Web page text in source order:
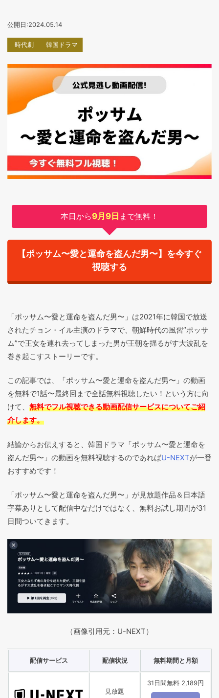
公開日:2024.05.14
時代劇 韓国ドラマ
本日から9月9日 まで無料！
【ポッサム〜愛と運命を盗んだ男〜】を今すぐ
視聴する
「ポッサム〜愛と運命を盗んだ男〜」は2021年に韓国で放送
されたチョン・イル主演のドラマで、朝鮮時代の風習”ポッサ
ム”で王女を連れ去ってしまった男が王朝を揺るがす大波乱を
巻き起こすストーリーです。
この記事では、「ポッサム〜愛と運命を盗んだ男〜」の動画
を無料で1話〜最終回まで全話無料視聴したい！という方に向
けて、 無料でフル視聴できる動画配信サービスについてご紹
介します。
結論からお伝えすると、韓国ドラマ「ポッサム〜愛と運命を
盗んだ男〜」の動画を無料視聴するのであればU-NEXTが一番
おすすめです！
「ポッサム〜愛と運命を盗んだ男〜」が見放題作品＆日本語
字幕ありとして配信中なだけではなく、無料お試し期間が31
日間ついてきます。
（画像引用元：U-NEXT）
配信サービス 配信状況 無料期間と月額
見放題
31日間無料 2,189円